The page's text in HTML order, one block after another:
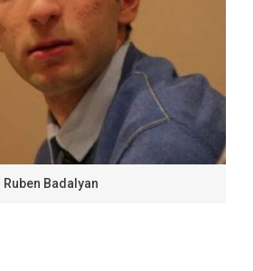
Ruben Badalyan